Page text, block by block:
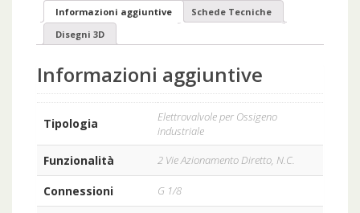
Informazioni aggiuntive
Schede Tecniche
Disegni 3D
Informazioni aggiuntive
Tipologia
Elettrovalvole per Ossigeno
industriale
Funzionalità 2 Vie Azionamento Diretto, N.C.
Connessioni G 1/8